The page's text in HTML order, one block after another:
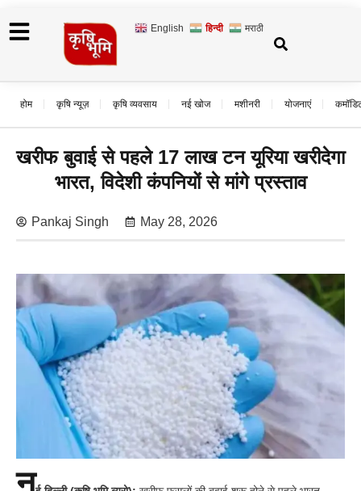
English हिन्दी मराठी
होम कृषि न्यूज़ कृषि व्यवसाय नई खोज मशीनरी योजनाएं
खरीफ बुवाई से पहले 17 लाख टन यूरिया खरीदेगा
भारत, विदेशी कंपनियों से मांगे प्रस्ताव
Pankaj Singh May 28, 2026
न